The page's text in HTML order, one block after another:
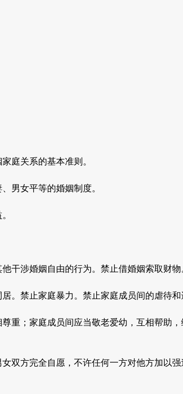
庭关系的基本准则。
女平等的婚姻制度。
涉婚姻自由的行为。禁止借婚姻索取财物
禁止家庭暴力。禁止家庭成员间的虐待和
；家庭成员间应当敬老爱幼，互相帮助，
方完全自愿，不许任何一方对他方加以强